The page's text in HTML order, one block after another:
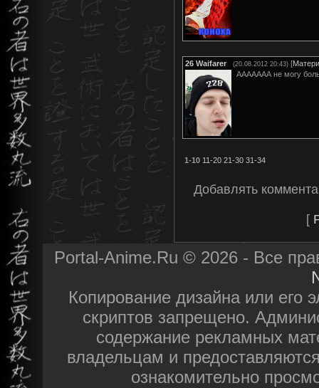
26 Waifarer (20.08.2012 20:43) [
ААААААА не могу
1-10 11-20 21-30 31-34
Добавлять
[
Portal-Anime.Ru © 2026 - Все
Копирование дизайна или его
скриптов запрещено.
содержание рекламных
владельцам и
ознакомительно